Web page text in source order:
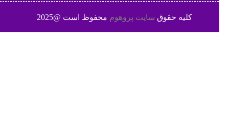
کلیه حقوقسایت پروهوممحفوظ است @2025